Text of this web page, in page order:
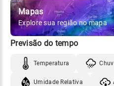
Mapas
Explore sua região no mapa
Previsão do tempo
Temperatura
Umidade Relativa